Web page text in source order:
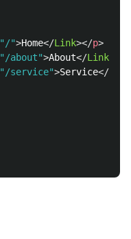
"/">Home</Link></p>
"/about">About</Link
"/service">Service</